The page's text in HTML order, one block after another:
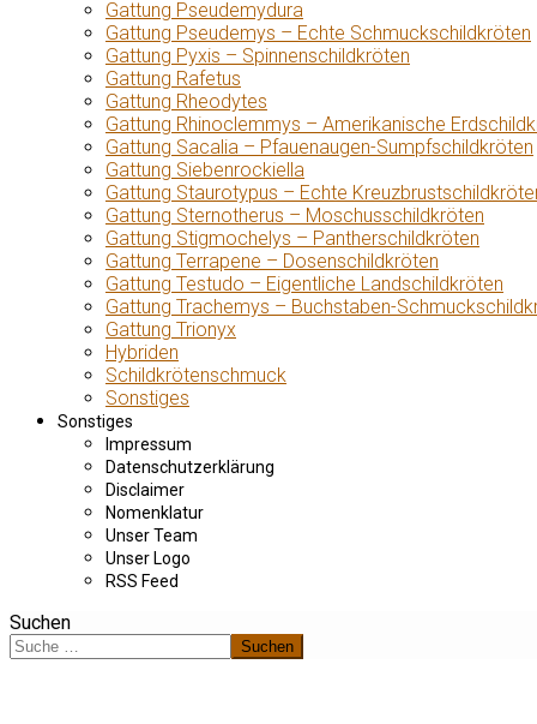
Gattung Pseudemydura
Gattung Pseudemys – Echte Schmuckschildkröten
Gattung Pyxis – Spinnenschildkröten
Gattung Rafetus
Gattung Rheodytes
Gattung Rhinoclemmys – Amerikanische
Gattung Sacalia – Pfauenaugen-Sumpfschildkröten
Gattung Siebenrockiella
Gattung Staurotypus – Echte
Gattung Sternotherus – Moschusschildkröten
Gattung Stigmochelys – Pantherschildkröten
Gattung Terrapene – Dosenschildkröten
Gattung Testudo – Eigentliche Landschildkröten
Gattung Trachemys – Buchstaben-
Gattung Trionyx
Hybriden
Schildkrötenschmuck
Sonstiges
Sonstiges
Impressum
Datenschutzerklärung
Disclaimer
Nomenklatur
Unser Team
Unser Logo
RSS Feed
Suchen
Suchen